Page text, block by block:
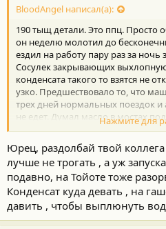
BloodAngel написал(а):
190 тыщ детали. Это ппц. Просто
он неделю молотил до
ездил на работу пару раз за ночь
Сосулек закрывающих
конденсата такого то взятся не
узко. Предшествовало то, что
трех дней нормальных поездок и
не едет. Думал масло в мостах
завелась с пол пинка и поехала
нарастающим в зависимости от
интернет... а там есть общее
города.. и соседних. Приплыли,
выкладывают многие и в ахуе...
Нажмите для
Юрец, раздолбай твой коллега
лучше не трогать , а уж
подавно, на Тойоте тоже
Конденсат куда девать , на
давить , чтобы выплюнуть